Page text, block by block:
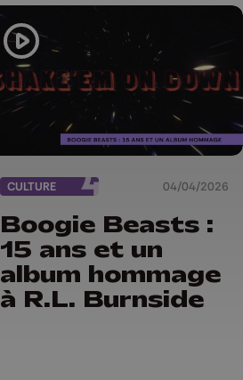
CULTURE 04/04/2026
Boogie Beasts :
15 ans et un
album hommage
à R.L. Burnside